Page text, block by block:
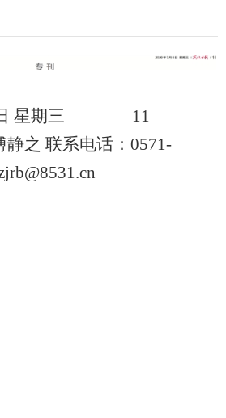
日 星期三 11
之 联系电话：0571-